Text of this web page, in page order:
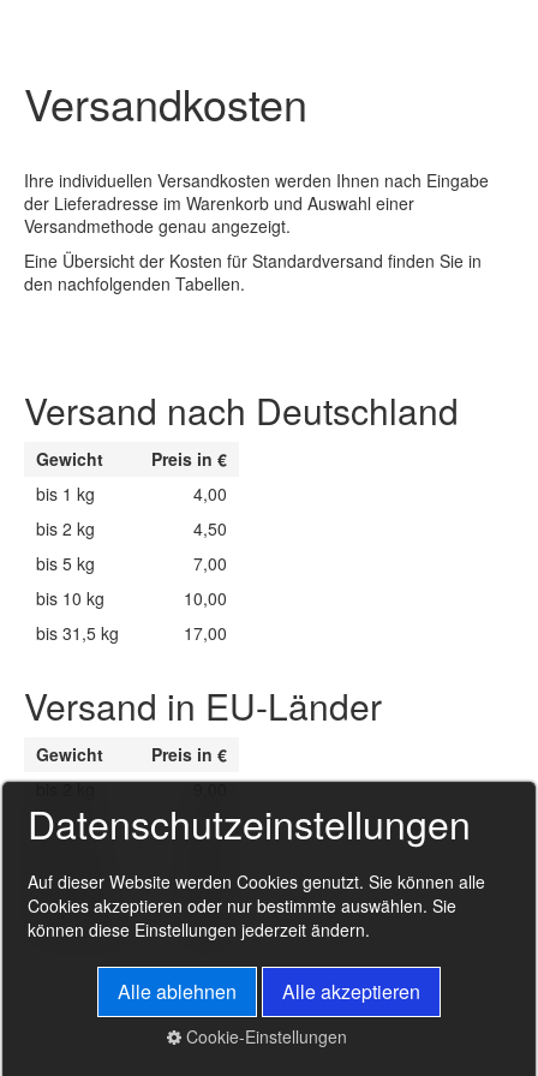
Versandkosten
Ihre individuellen Versandkosten werden Ihnen nach Eingabe
der Lieferadresse im Warenkorb und Auswahl einer
Versandmethode genau angezeigt.
Eine Übersicht der Kosten für Standardversand finden Sie in
den nachfolgenden Tabellen.
Versand nach Deutschland
Gewicht
Preis in €
bis 1 kg
4,00
bis 2 kg
4,50
bis 5 kg
7,00
bis 10 kg
10,00
bis 31,5 kg
17,00
Versand in EU-Länder
Gewicht
Preis in €
bis 2 kg
9,00
bis 5 kg
18,00
bis 20 kg
34,00
bis 31,5 kg
45,00
Datenschutzeinstellungen
Auf dieser Website werden Cookies genutzt. Sie können alle
Cookies akzeptieren oder nur bestimmte auswählen. Sie
können diese Einstellungen jederzeit ändern.
Alle ablehnen Alle akzeptieren
Cookie-Einstellungen